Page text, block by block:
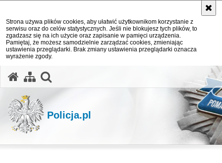
Strona używa plików cookies, aby ułatwić użytkownikom korzystanie z
serwisu oraz do celów statystycznych. Jeśli nie blokujesz tych plików, to
zgadzasz się na ich użycie oraz zapisanie w pamięci urządzenia.
Pamiętaj, że możesz samodzielnie zarządzać cookies, zmieniając
ustawienia przeglądarki. Brak zmiany ustawienia przeglądarki oznacza
wyrażenie zgody.
Policja.pl